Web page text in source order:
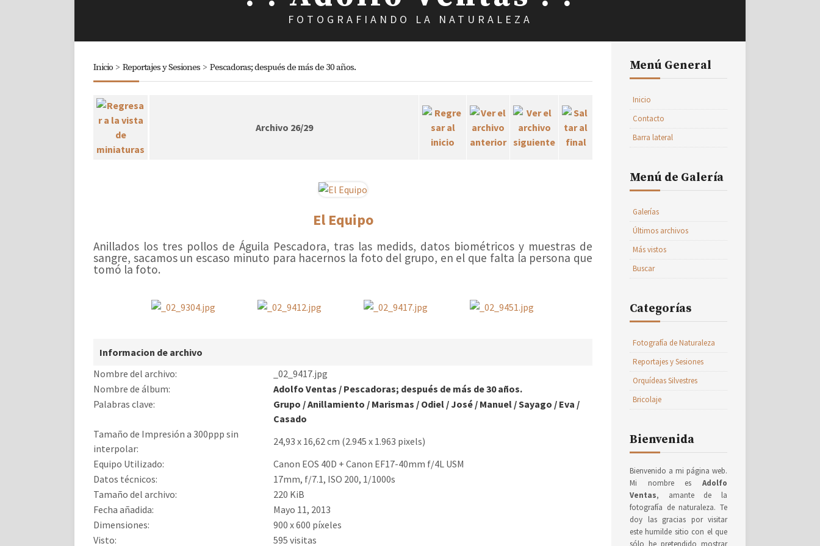
FOTOGRAFIANDO LA NATURALEZA
Inicio > Reportajes y Sesiones > Pescadoras; después de más de 30 años.
Archivo 26/29
El Equipo
Anillados los tres pollos de Águila Pescadora, tras las medids, datos biométricos y muestras de
sangre, sacamos un escaso minuto para hacernos la foto del grupo, en el que falta la persona que
tomó la foto.
Informacion de archivo
Nombre del archivo:
_02_9417.jpg
Nombre de álbum:
Adolfo Ventas / Pescadoras; después de más de 30 años.
Palabras clave:
Grupo /Anillamiento / Marismas / Odiel /José / Manuel /Sayago / Eva /
Casado
Tamaño de Impresión a 300ppp sin
interpolar:
24,93 x 16,62 cm (2.945 x 1.963 pixels)
Equipo Utilizado:
Canon EOS 40D + Canon EF17-40mm f/4L USM
Datos técnicos:
17mm, f/7.1, ISO 200, 1/1000s
Tamaño del archivo:
220 KiB
Fecha añadida:
Mayo 11, 2013
Dimensiones:
900 x 600 píxeles
Visto:
595 visitas
Menú General
Inicio
Contacto
Barra lateral
Menú de Galería
Galerías
Últimos archivos
Más vistos
Buscar
Categorías
Fotografía de Naturaleza
Reportajes y Sesiones
Orquídeas Silvestres
Bricolaje
Bienvenida
Bienvenido a mi página web.
Mi nombre es Adolfo
Ventas, amante de la
fotografía de naturaleza. Te
doy las gracias por visitar
este humilde sitio con el que
sólo he pretendido mostrar